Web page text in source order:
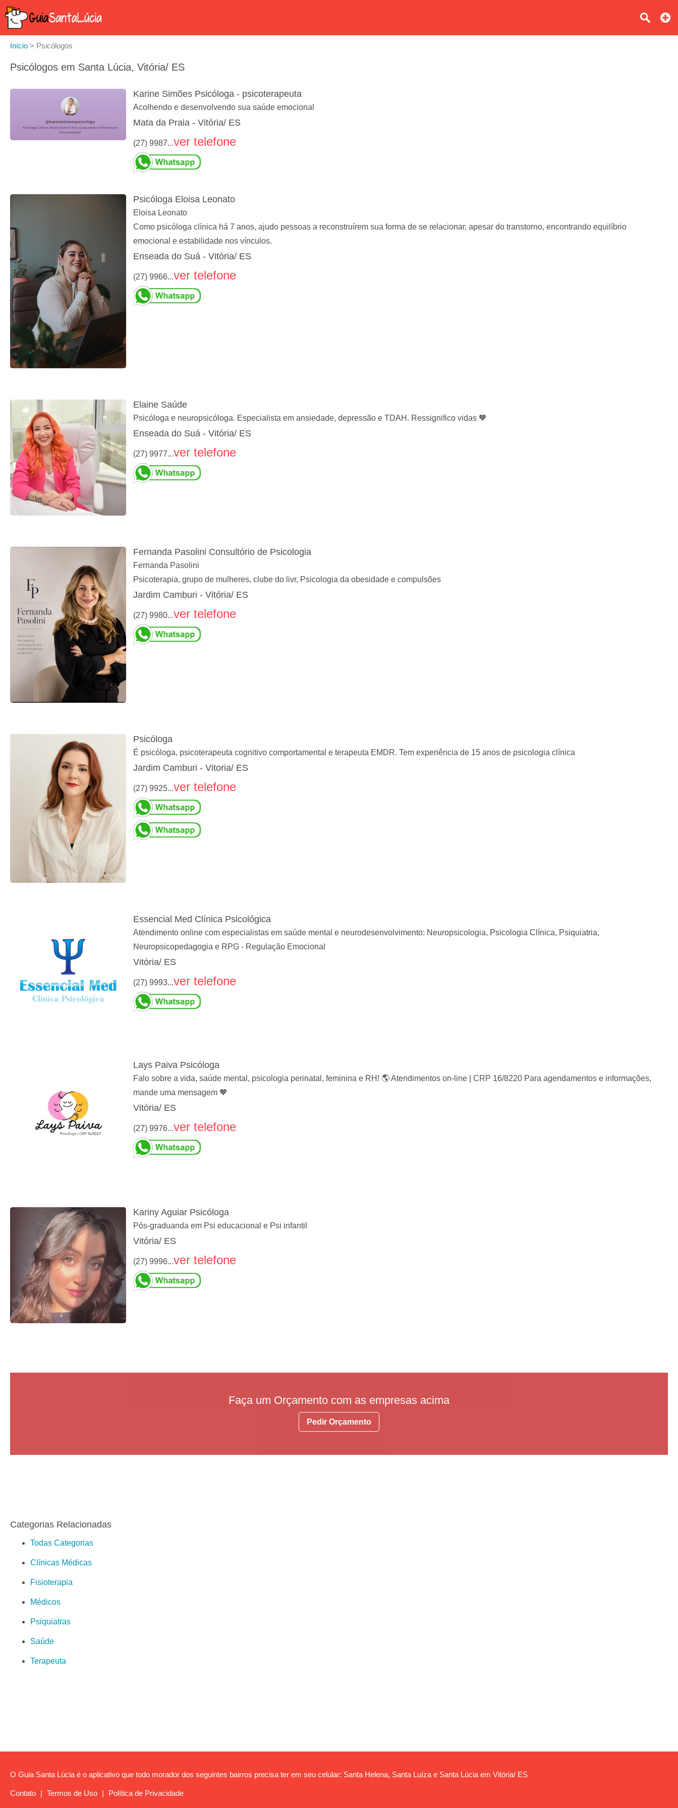
Início > Psicólogos
Psicólogos em Santa Lúcia, Vitória/ ES
Karine Simões Psicóloga - psicoterapeuta
Acolhendo e desenvolvendo sua saúde emocional
Mata da Praia - Vitória/ ES
(27) 9987...ver telefone
Psicóloga Eloisa Leonato
Eloisa Leonato
Como psicóloga clínica há 7 anos, ajudo pessoas a reconstruírem sua forma de se relacionar, apesar do transtorno, encontrando equilíbrio
emocional e estabilidade nos vínculos.
Enseada do Suá - Vitória/ ES
(27) 9966...ver telefone
Elaine Saúde
Psicóloga e neuropsicóloga. Especialista em ansiedade, depressão e TDAH. Ressignifico vidas 🧡
Enseada do Suá - Vitória/ ES
(27) 9977...ver telefone
Fernanda Pasolini Consultório de Psicologia
Fernanda Pasolini
Psicoterapia, grupo de mulheres, clube do livr, Psicologia da obesidade e compulsões
Jardim Camburi - Vitória/ ES
(27) 9980...ver telefone
Psicóloga
É psicóloga, psicoterapeuta cognitivo comportamental e terapeuta EMDR. Tem experiência de 15 anos de psicologia clínica
Jardim Camburi - Vitoria/ ES
(27) 9925...ver telefone
Essencial Med Clínica Psicológica
Atendimento online com especialistas em saúde mental e neurodesenvolvimento: Neuropsicologia, Psicologia Clínica, Psiquiatria,
Neuropsicopedagogia e RPG - Regulação Emocional
Vitória/ ES
(27) 9993...ver telefone
Lays Paiva Psicóloga
Falo sobre a vida, saúde mental, psicologia perinatal, feminina e RH! 🌎 Atendimentos on-line | CRP 16/8220 Para agendamentos e informações,
mande uma mensagem 🧡
Vitória/ ES
(27) 9976...ver telefone
Kariny Aguiar Psicóloga
Pós-graduanda em Psi educacional e Psi infantil
Vitória/ ES
(27) 9996...ver telefone
Faça um Orçamento com as empresas acima
Pedir Orçamento
Categorias Relacionadas
Todas Categorias
Clínicas Médicas
Fisioterapia
Médicos
Psiquiatras
Saúde
Terapeuta
O Guia Santa Lúcia é o aplicativo que todo morador dos seguintes bairros precisa ter em seu celular: Santa Helena, Santa Luíza e Santa Lúcia em Vitória/ ES
Contato | Termos de Uso | Política de Privacidade